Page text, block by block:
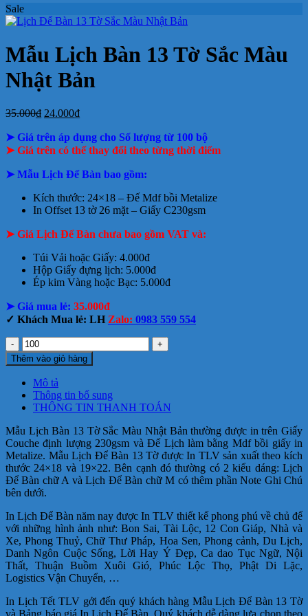
nay
tại
giá
Treo
Tường
giá
Bloc
Khổ
Mẫu
Tết
TLV
ở
lịch
Bloc
luận
Bảng
giá
Sale
Mẫu Lịch Bàn 13 Tờ Sắc Màu
Nhật Bản
35.000₫ Giá
là:
35.000₫.
24.000₫Giá
tại
là:
➤ Giá trên áp dụng cho Số lượng từ 100 bộ
➤Giá trên có thể thay đổi theo từng thời điểm
➤ Mẫu Lịch Để Bàn bao gồm:
Kích thước: 24×18 – Đế Mdf bồi Metalize
In Offset 13 tờ 26 mặt – Giấy C230gsm
➤ Giá Lịch Để Bàn chưa bao gồm VAT và:
Túi Vải hoặc Giấy: 4.000đ
Hộp Giấy đựng lịch: 5.000đ
Ép kim Vàng hoặc Bạc: 5.000đ
➤ Giá mua lẻ: 35.000đ
✓ Khách Mua lẻ: LH Zalo: 0983 559 554
Mẫu
Lịch
Bàn
13
Tờ
Sắc
Màu
Nhật
Bản
số
lượng
Thêm vào giỏ hàng
Mô tả
Thông tin bổ sung
THÔNG TIN THANH TOÁN
Mẫu Lịch Bàn 13 Tờ Sắc Màu Nhật Bản thường được in trên Giấy
Couche định lượng 230gsm và Đế Lịch làm bằng Mdf bồi giấy in
Metalize. Mẫu Lịch Để Bàn 13 Tờ được In TLV sản xuất theo kích
thước 24×18 và 19×22. Bên cạnh đó thường có 2 kiểu dáng: Lịch
Để Bàn chữ A và Lịch Để Bàn chữ M có thêm phần Note Ghi Chú
bên dưới.
In Lịch Để Bàn năm nay được In TLV thiết kế phong phú về chủ để
với những hình ảnh như: Bon Sai, Tài Lộc, 12 Con Giáp, Nhà và
Xe, Phong Thuỷ, Chữ Thư Pháp, Hoa Sen, Phong cảnh, Du Lịch,
Danh Ngôn Cuộc Sống, Lời Hay Ý Đẹp, Ca dao Tục Ngữ, Nội
Thất, Thuận Buồm Xuôi Gió, Phúc Lộc Thọ, Phật Di Lặc,
Logistics Vận Chuyển, …
In Lịch Tết TLV gởi đến quý khách hàng Mẫu Lịch Để Bàn 13 Tờ